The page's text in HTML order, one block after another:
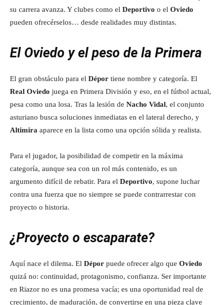
su carrera avanza. Y clubes como el Deportivo o el Oviedo
pueden ofrecérselos… desde realidades muy distintas.
El Oviedo y el peso de la Primera
El gran obstáculo para el Dépor tiene nombre y categoría. El
Real Oviedo juega en Primera División y eso, en el fútbol actual,
pesa como una losa. Tras la lesión de Nacho Vidal, el conjunto
asturiano busca soluciones inmediatas en el lateral derecho, y
Altimira aparece en la lista como una opción sólida y realista.
Para el jugador, la posibilidad de competir en la máxima
categoría, aunque sea con un rol más contenido, es un
argumento difícil de rebatir. Para el Deportivo, supone luchar
contra una fuerza que no siempre se puede contrarrestar con
proyecto o historia.
¿Proyecto o escaparate?
Aquí nace el dilema. El Dépor puede ofrecer algo que Oviedo
quizá no: continuidad, protagonismo, confianza. Ser importante
en Riazor no es una promesa vacía; es una oportunidad real de
crecimiento, de maduración, de convertirse en una pieza clave